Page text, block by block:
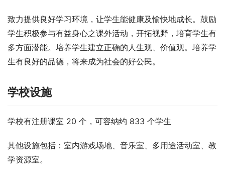
致力提供良好学习环境，让学生能健康及愉快地成长。鼓励
学生积极参与有益身心之课外活动，开拓视野，培育学生有
多方面潜能。培养学生建立正确的人生观、价值观。培养学
生有良好的品德，将来成为社会的好公民。
学校设施
学校有注册课室 20 个，可容纳约 833 个学生
其他设施包括：室内游戏场地、音乐室、多用途活动室、教
学资源室。